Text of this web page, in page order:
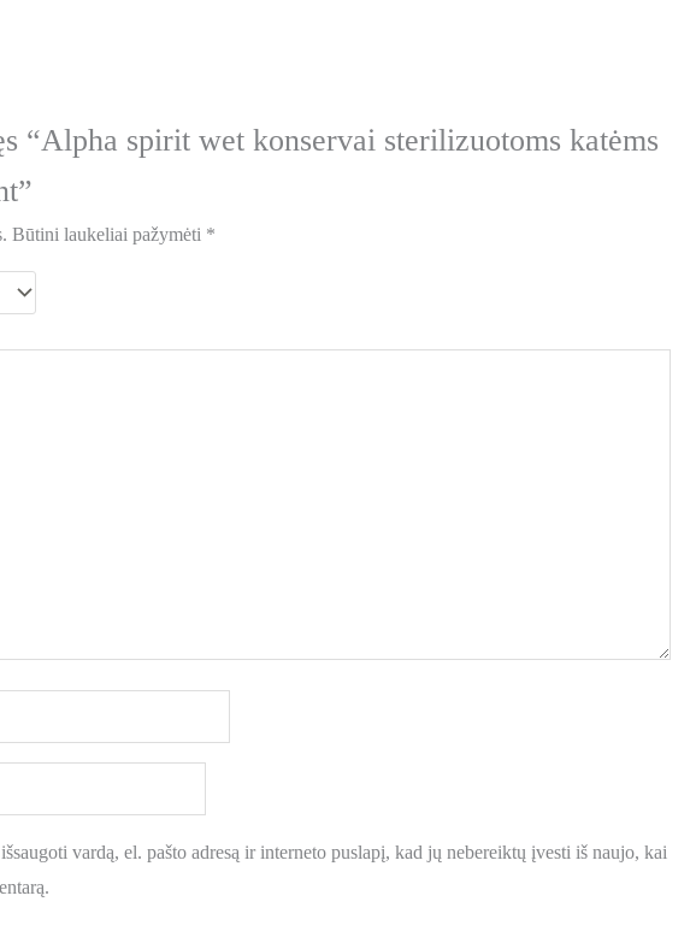
“Alpha spirit wet konservai sterilizuotoms katėms
Būtini laukeliai pažymėti *
vardą, el. pašto adresą ir interneto puslapį, kad jų nebereiktų įvesti iš naujo, kai